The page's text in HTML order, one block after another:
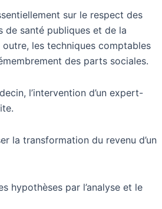
sur le respect des
de santé publiques et de la
les techniques comptables
des parts sociales.
l’intervention d’un expert-
la transformation du revenu d’un
hypothèses par l’analyse et le